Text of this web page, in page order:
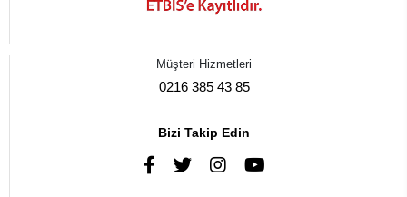
Müşteri Hizmetleri
0216 385 43 85
Bizi Takip Edin